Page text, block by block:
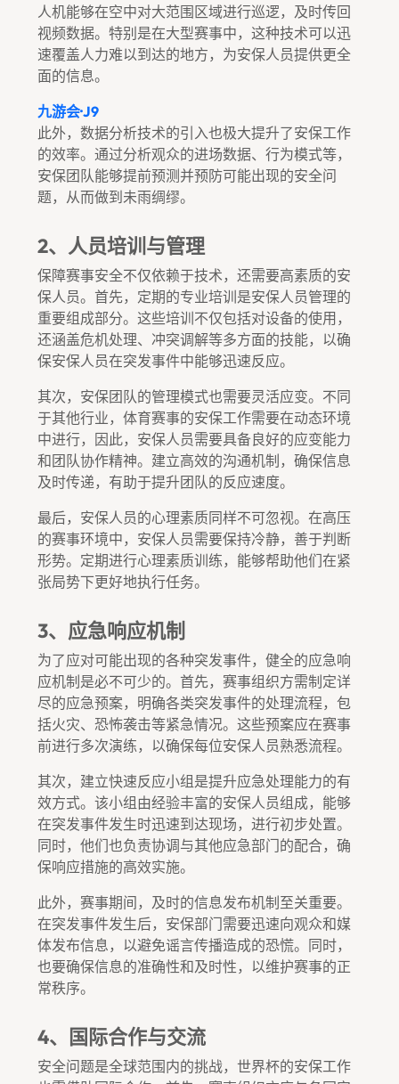
人机能够在空中对大范围区域进行巡逻，及时传回
视频数据。特别是在大型赛事中，这种技术可以迅
速覆盖人力难以到达的地方，为安保人员提供更全
面的信息。
九游会·J9
此外，数据分析技术的引入也极大提升了安保工作
的效率。通过分析观众的进场数据、行为模式等，
安保团队能够提前预测并预防可能出现的安全问
题，从而做到未雨绸缪。
2、人员培训与管理
保障赛事安全不仅依赖于技术，还需要高素质的安
保人员。首先，定期的专业培训是安保人员管理的
重要组成部分。这些培训不仅包括对设备的使用，
还涵盖危机处理、冲突调解等多方面的技能，以确
保安保人员在突发事件中能够迅速反应。
其次，安保团队的管理模式也需要灵活应变。不同
于其他行业，体育赛事的安保工作需要在动态环境
中进行，因此，安保人员需要具备良好的应变能力
和团队协作精神。建立高效的沟通机制，确保信息
及时传递，有助于提升团队的反应速度。
最后，安保人员的心理素质同样不可忽视。在高压
的赛事环境中，安保人员需要保持冷静，善于判断
形势。定期进行心理素质训练，能够帮助他们在紧
张局势下更好地执行任务。
3、应急响应机制
为了应对可能出现的各种突发事件，健全的应急响
应机制是必不可少的。首先，赛事组织方需制定详
尽的应急预案，明确各类突发事件的处理流程，包
括火灾、恐怖袭击等紧急情况。这些预案应在赛事
前进行多次演练，以确保每位安保人员熟悉流程。
其次，建立快速反应小组是提升应急处理能力的有
效方式。该小组由经验丰富的安保人员组成，能够
在突发事件发生时迅速到达现场，进行初步处置。
同时，他们也负责协调与其他应急部门的配合，确
保响应措施的高效实施。
此外，赛事期间，及时的信息发布机制至关重要。
在突发事件发生后，安保部门需要迅速向观众和媒
体发布信息，以避免谣言传播造成的恐慌。同时，
也要确保信息的准确性和及时性，以维护赛事的正
常秩序。
4、国际合作与交流
安全问题是全球范围内的挑战，世界杯的安保工作